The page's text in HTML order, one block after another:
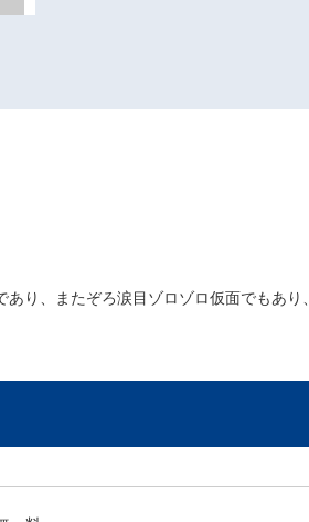
り、またぞろ涙目ゾロゾロ仮面でもあ